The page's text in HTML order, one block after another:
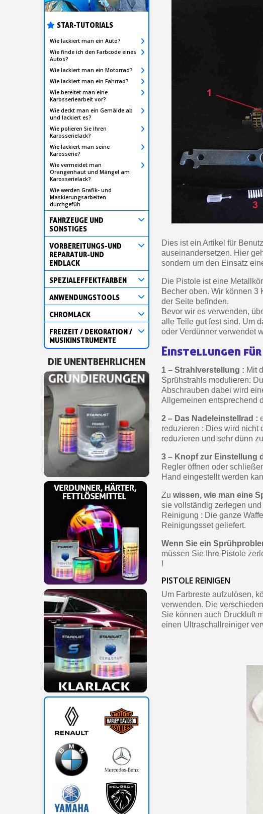
STAR-TUTORIALS
Wie lackiert man ein Auto?
Wie finde ich den Farbcode eines
Autos?
Wie lackiert man ein Motorrad?
Wie lackiert man ein Fahrrad?
Wie bereitet man eine
Karosseriearbeit vor?
Wie deckt man ein Gemälde ab
und lackiert es?
Wie polieren Sie Ihren
Karosserielack?
Wie lackiert man seine
Karosserie?
Wie vermeidet man
Orangenhaut und Mängel am
Karosserielack?
Wie werden Grafik- und
Maskierungsarbeiten
durchgefüh
FAHRZEUGE UND
SONSTIGES
VORBEREITUNGS-UND
REPARATUR-UND
ENDLACK
SPEZIALEFFEKTFARBEN
ANWENDUNGSTOOLS
CHROMLACK
FREIZEIT / DEKORATION /
MUSIKINSTRUMENTE
DIE UNENTBEHRLICHEN
Dies ist ein Artikel für
auseinandersetzen. Hier
sondern um den Einsatz
Die Pistole ist eine
Becher oben. Wir können 3
der Seite befinden.
Bevor wir es verwenden,
alle Teile gut fest sind. Um
oder Verdünner verwendet
Einstellungen
1 – Strahlverstellung : Mit
Sprühstrahls modulieren:
Abschrauben dabei wird
Allgemeinen entsprechend
2 – Das Nadeleinstellrad :
reduzieren : Dies wird nicht
reduzieren und sehr dünn
3 – Knopf zur Einstellung
Regler öffnen oder
Hand eingestellt werden
Zuwissen, wie man eine
sie vollständig zerlegen
Reinigung : Die ganze
Reinigungsset geliefert.
Wenn Sie ein
müssen Sie Ihre Pistole
!
PISTOLE REINIGEN
Um Farbreste aufzulösen,
verwenden. Die
Sie können auch Druckluft
einen Ultraschallreiniger